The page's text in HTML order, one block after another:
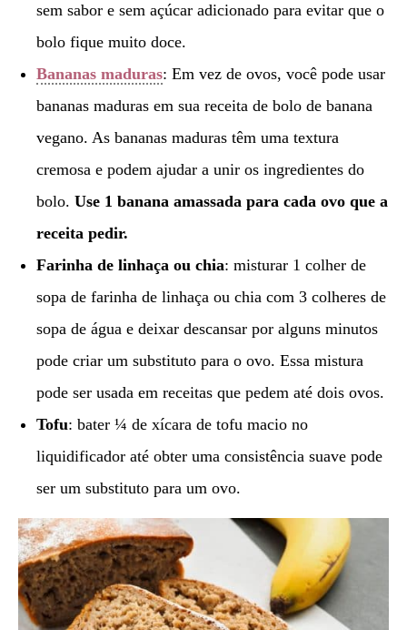
sem sabor e sem açúcar adicionado para evitar que o
bolo fique muito doce.
Bananas maduras: Em vez de ovos, você pode usar
bananas maduras em sua receita de bolo de banana
vegano. As bananas maduras têm uma textura
cremosa e podem ajudar a unir os ingredientes do
bolo. Use 1 banana amassada para cada ovo que a
receita pedir.
Farinha de linhaça ou chia: misturar 1 colher de
sopa de farinha de linhaça ou chia com 3 colheres de
sopa de água e deixar descansar por alguns minutos
pode criar um substituto para o ovo. Essa mistura
pode ser usada em receitas que pedem até dois ovos.
Tofu: bater ¼ de xícara de tofu macio no
liquidificador até obter uma consistência suave pode
ser um substituto para um ovo.